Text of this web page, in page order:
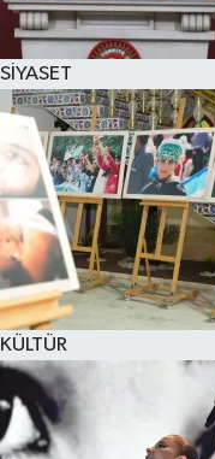
SİYASET
KÜLTÜR